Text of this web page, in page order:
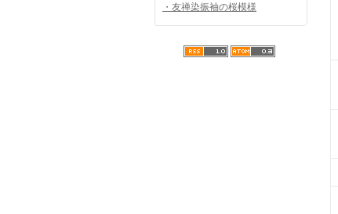
・友禅染振袖の桜模様